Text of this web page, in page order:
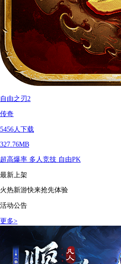
自由之刃2
传奇
5456人下载
327.76MB
超高爆率 多人竞技 自由PK
最新上架
火热新游快来抢先体验
活动公告
更多>